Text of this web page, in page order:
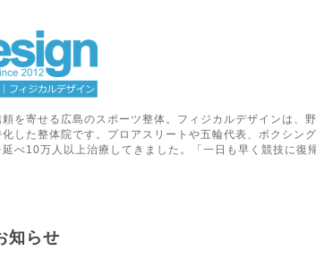
を寄せる広島のスポーツ整体。フィジカルデザインは、
した整体院です。プロアスリートや五輪代表、ボクシン
べ10万人以上治療してきました。「一日も早く競技に復
知らせ